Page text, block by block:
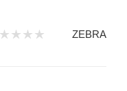
ZEBRA